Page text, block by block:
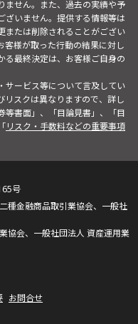
ません。また、過去の実績や予
ざいません。提供する情報等は
または削除されることがござい
客様が取った行動の結果に対し
る最終決定は、お客様ご自身の
サービス等について言及してい
リスクは異なりますので、詳し
等書面」、「目論見書」、「目
リスク・手数料などの重要事項
号
種金融商品取引業協会、一般社
協会、一般社団法人 資産運用業
お問合せ